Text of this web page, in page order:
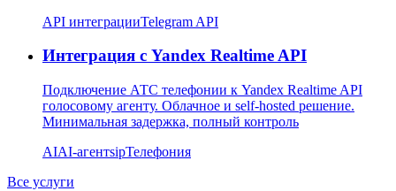
API интеграцииTelegram API
Интеграция с Yandex Realtime API
Подключение АТС телефонии к Yandex Realtime API
голосовому агенту. Облачное и self-hosted решение.
Минимальная задержка, полный контроль
AIAI-агентsipТелефония
Все услуги